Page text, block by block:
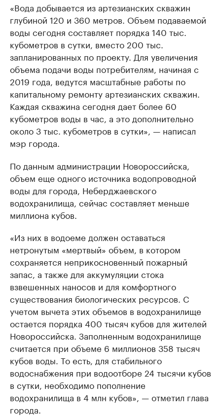
«Вода добывается из артезианских скважин
глубиной 120 и 360 метров. Объем подаваемой
воды сегодня составляет порядка 140 тыс.
кубометров в сутки, вместо 200 тыс.
запланированных по проекту. Для увеличения
объема подачи воды потребителям, начиная с
2019 года, ведутся масштабные работы по
капитальному ремонту артезианских скважин.
Каждая скважина сегодня дает более 60
кубометров воды в час, а это дополнительно
около 3 тыс. кубометров в сутки», — написал
мэр города.
По данным администрации Новороссийска,
объем еще одного источника водопроводной
воды для города, Неберджаевского
водохранилища, сейчас составляет меньше
миллиона кубов.
«Из них в водоеме должен оставаться
нетронутым «мертвый» объем, в котором
сохраняется неприкосновенный пожарный
запас, а также для аккумуляции стока
взвешенных наносов и для комфортного
существования биологических ресурсов. С
учетом вычета этих объемов в водохранилище
остается порядка 400 тысяч кубов для жителей
Новороссийска. Заполненным водохранилище
считается при объеме 6 миллионов 358 тысяч
кубов воды. То есть, для стабильного
водоснабжения при водоотборе 24 тысячи кубов
в сутки, необходимо пополнение
водохранилища в 4 млн кубов», — отметил глава
города.